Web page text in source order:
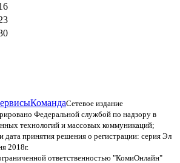
КомандаСетевое издание
Федеральной службой по надзору в
технологий и массовых коммуникаций;
дата принятия решения о регистрации: серия Эл
2018г.
ответственностью "КомиОнлайн"